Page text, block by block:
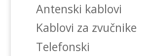
Antenski kablovi
Kablovi za zvučnike
Telefonski